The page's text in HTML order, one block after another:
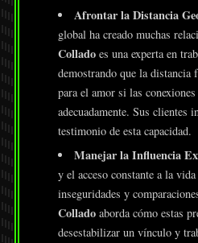
Afrontar la Distancia
global ha creado muchas
Colladoes una experta en
demostrando que la distancia
para el amor si las
adecuadamente. Sus clientes
testimonio de esta capacidad.
Manejar la Influencia
y el acceso constante a la
inseguridades y
Colladoaborda cómo estas
desestabilizar un vínculo y